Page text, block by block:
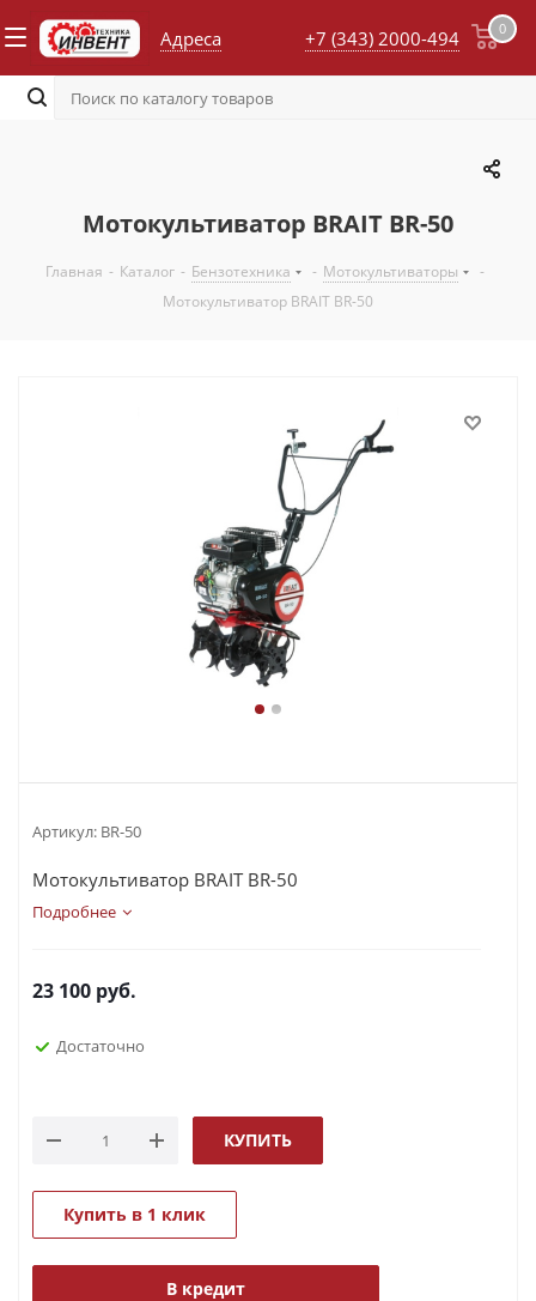
Адреса 0
+7 (343) 2000-494
Мотокультиватор BRAIT BR-50
Главная - Каталог - Бензотехника - Мотокультиваторы
-
Мотокультиватор BRAIT BR-50
Артикул: BR-50
Мотокультиватор BRAIT BR-50
Подробнее
23 100 руб.
Достаточно
КУПИТЬ
Купить в 1 клик
В кредит